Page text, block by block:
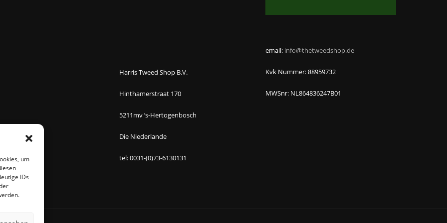
um
IDs
Harris Tweed Shop B.V.
Hinthamerstraat 170
5211mv ’s-Hertogenbosch
Die Niederlande
tel: 0031-(0)73-6130131
email: info@thetweedshop.de
Kvk Nummer: 88959732
MWSnr: NL864836247B01